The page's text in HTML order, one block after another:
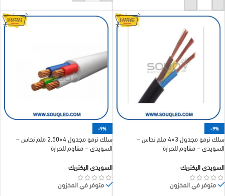
-9%
سلك ترمو مجدول 3×4 ملم نحاس –
السويدي – مقاوم للحرارة
السويدي اليكتريك
متوفر في المخزون
-9%
سلك ترمو مجدول 4×2.50 ملم نحاس –
السويدي – مقاوم للحرارة
السويدي اليكتريك
متوفر في المخزون